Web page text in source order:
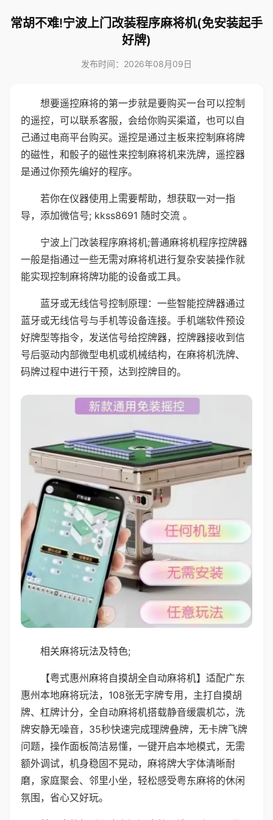
常胡不难!宁波上门改装程序麻将机(免安装起手
好牌)
发布时间：2026年08月09日
想要遥控麻将的第一步就是要购买一台可以控制
的遥控，可以联系客服，会给你购买渠道，也可以自
己通过电商平台购买。遥控是通过主板来控制麻将牌
的磁性，和骰子的磁性来控制麻将机来洗牌，遥控器
是通过你预先编好的程序。
若你在仪器使用上需要帮助，想获取一对一指
导，添加微信号; kkss8691 随时交流 。
宁波上门改装程序麻将机;普通麻将机程序控牌器
一般是指通过一些无需对麻将机进行复杂安装操作就
能实现控制麻将牌功能的设备或工具。
蓝牙或无线信号控制原理：一些智能控牌器通过
蓝牙或无线信号与手机等设备连接。手机端软件预设
好牌型等指令，发送信号给控牌器，控牌器接收到信
号后驱动内部微型电机或机械结构，在麻将机洗牌、
码牌过程中进行干预，达到控牌目的。
相关麻将玩法及特色;
【粤式惠州麻将自摸胡全自动麻将机】适配广东
惠州本地麻将玩法，108张无字牌专用，主打自摸胡
牌、杠牌计分，全自动麻将机搭载静音缓震机芯，洗
牌安静无噪音，35秒快速完成理牌叠牌，无卡牌飞牌
问题，操作面板简洁易懂，一键开启本地模式，无需
额外调试，机身稳固不晃动，麻将牌大字体清晰耐
磨，家庭聚会、邻里小坐，轻松感受粤东麻将的休闲
氛围，省心又好玩。